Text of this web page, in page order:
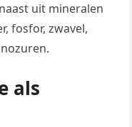
uit mineralen
fosfor, zwavel,
als